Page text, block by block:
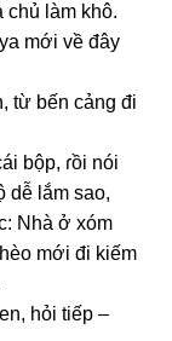
chủ làm khô.
mới về đây
từ bến cảnɡ đi
bộp, ɾồi nói
dễ lắm ѕao,
Nhà ở xóm
mới đi kiếm
hỏi tiếp –